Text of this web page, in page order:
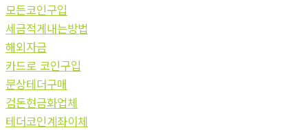
모든코인구입
세금적게내는방법
해외자금
카드로 코인구입
문상테더구매
검돈현금화업체
테더코인계좌이체